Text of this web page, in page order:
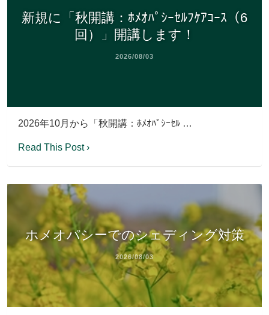
新規に「秋開講：ﾎﾒｵﾊﾟｼｰｾﾙﾌｹｱｺｰｽ（6
回）」開講します！
2026/08/03
2026年10月から「秋開講：ﾎﾒｵﾊﾟｼｰｾﾙ …
Read This Post ›
ホメオパシーでのシェディング対策
2026/08/03